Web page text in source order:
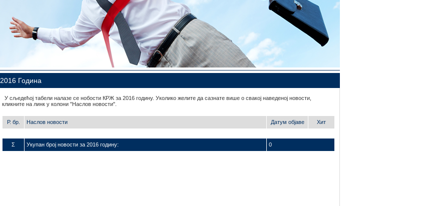
2016 Година
У сљедећој табели налазе се нобости КРЖ за 2016 годину. Уколико желите да сазнате више о свакој наведеној новости,
кликните на линк у колони "Наслов новости".
Р. бр. Наслов новости Датум објаве Хит
Σ Укупан број новости за 2016 годину: 0